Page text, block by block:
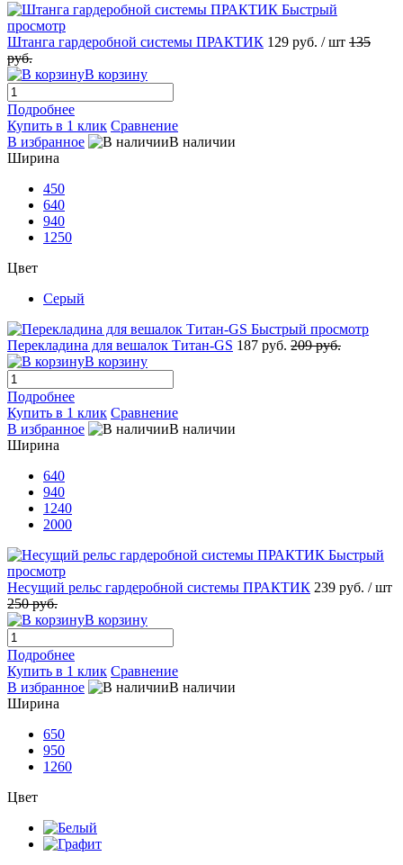
Быстрый
просмотр
Штанга гардеробной системы ПРАКТИК 129 руб. / шт 135
руб.
В корзину
Подробнее
Купить в 1 клик Сравнение
В избранное
В наличии
Ширина
450
640
940
1250
Цвет
Серый
Быстрый просмотр
Перекладина для вешалок Титан-GS 187 руб. 209 руб.
В корзину
Подробнее
Купить в 1 клик Сравнение
В избранное
В наличии
Ширина
640
940
1240
2000
Быстрый
просмотр
Несущий рельс гардеробной системы ПРАКТИК 239 руб. / шт
250 руб.
В корзину
Подробнее
Купить в 1 клик Сравнение
В избранное
В наличии
Ширина
650
950
1260
Цвет